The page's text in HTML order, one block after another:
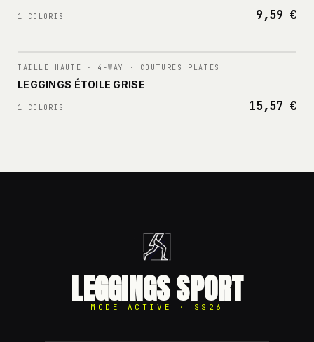
1 COLORIS 9,59 €
N° 004
TAILLE HAUTE · 4-WAY · COUTURES PLATES
LEGGINGS ÉTOILE GRISE
1 COLORIS 15,57 €
LEGGINGS SPORT
MODE ACTIVE · SS26